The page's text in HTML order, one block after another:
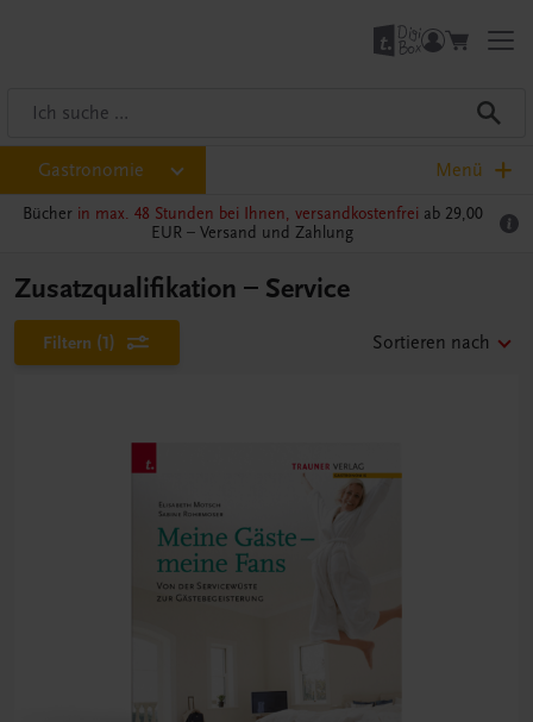
Gastronomie Menü
Bücher in max. 48 Stunden bei Ihnen, versandkostenfrei ab 29,00
EUR – Versand und Zahlung
Zusatzqualifikation – Service
Filtern (1) Sortieren nach